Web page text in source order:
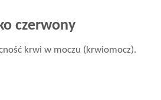
czerwony
krwi w moczu (krwiomocz).